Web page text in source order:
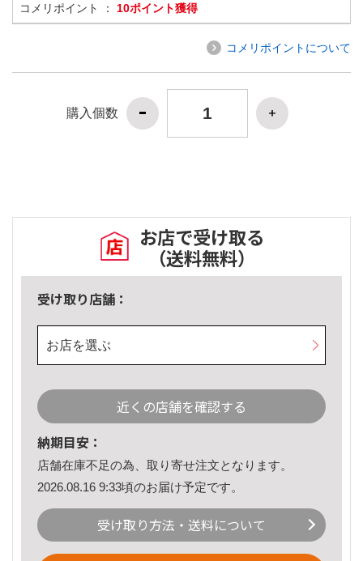
コメリポイント ： 10ポイント獲得
コメリポイントについて
購入個数
お店で受け取る
（送料無料）
受け取り店舗：
お店を選ぶ
近くの店舗を確認する
納期目安：
店舗在庫不足の為、取り寄せ注文となります。
2026.08.16 9:33頃のお届け予定です。
受け取り方法・送料について